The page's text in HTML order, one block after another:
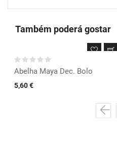
Também poderá gostar
Abelha Maya Dec. Bolo
5,60 €